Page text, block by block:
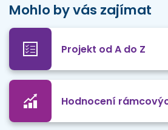
Mohlo by vás zajímat
Projekt od A do Z
Hodnocení